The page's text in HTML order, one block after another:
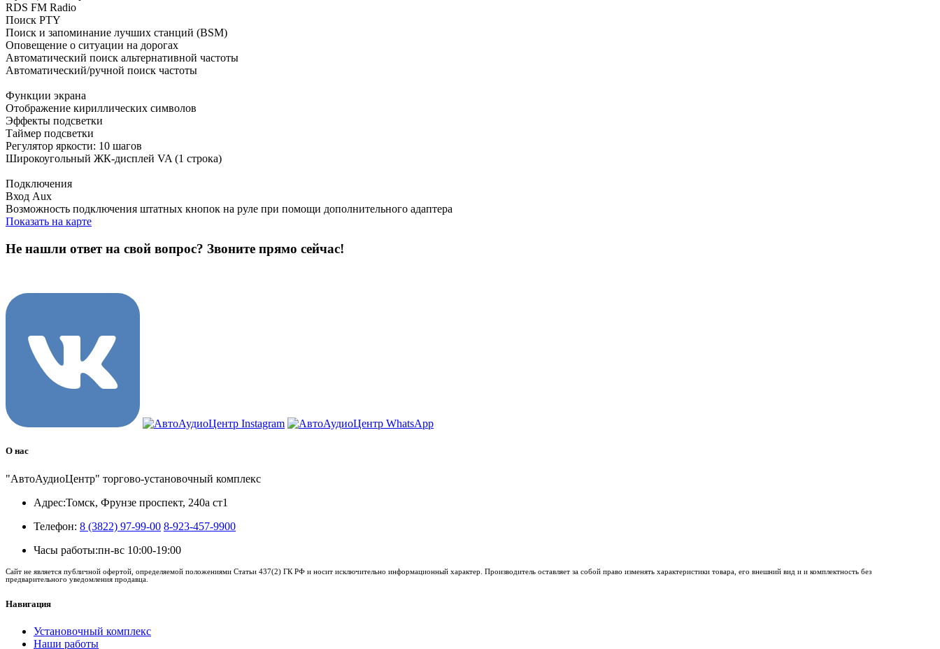
RDS FM Radio
Поиск PTY
Поиск и запоминание лучших станций (BSM)
Оповещение о ситуации на дорогах
Автоматический поиск альтернативной частоты
Автоматический/ручной поиск частоты
Функции экрана
Отображение кириллических символов
Эффекты подсветки
Таймер подсветки
Регулятор яркости: 10 шагов
Широкоугольный ЖК-дисплей VA (1 строка)
Подключения
Вход Aux
Возможность подключения штатных кнопок на руле при помощи дополнительного адаптера
Показать на карте
Не нашли ответ на свой вопрос? Звоните прямо сейчас!
О нас
"АвтоАудиоЦентр" торгово-установочный комплекс
Адрес:Томск, Фрунзе проспект, 240а ст1
Телефон: 8 (3822) 97-99-00 8-923-457-9900
Часы работы:пн-вс 10:00-19:00
Сайт не является публичной офертой, определяемой положениями Статьи 437(2) ГК РФ и носит исключительно информационный характер. Производитель оставляет за собой право изменять характеристики товара, его внешний вид и и комплектность без
предварительного уведомления продавца.
Навигация
Установочный комплекс
Наши работы